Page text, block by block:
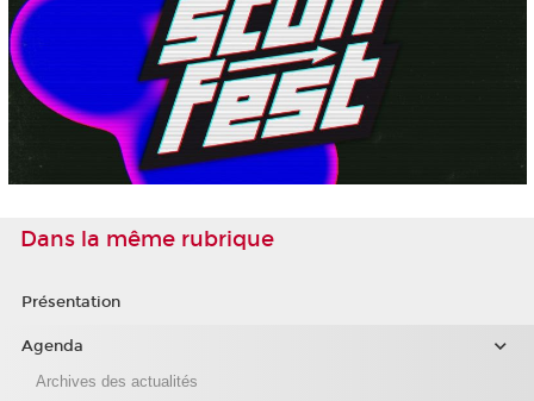
Dans la même rubrique
Présentation
Agenda
Archives des actualités